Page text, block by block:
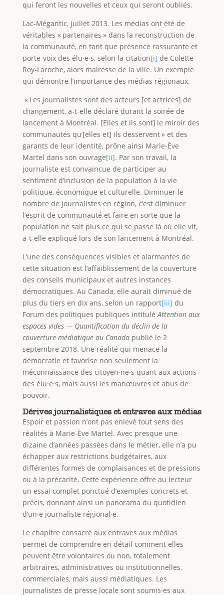
qui feront les nouvelles et ceux qui seront oubliés.
Lac-Mégantic, juillet 2013. Les médias ont été de
véritables « partenaires » dans la reconstruction de
la communauté, en tant que présence rassurante et
porte-voix des élu·e·s, selon la citation[i] de Colette
Roy-Laroche, alors mairesse de la ville. Un exemple
qui démontre l’importance des médias régionaux.
« Les journalistes sont des acteurs [et actrices] de
changement, a-t-elle déclaré durant la soirée de
lancement à Montréal. [Elles et ils sont] le miroir des
communautés qu’[elles et] ils desservent » et des
garants de leur identité, prône ainsi Marie-Ève
Martel dans son ouvrage[ii]. Par son travail, la
journaliste est convaincue de participer au
sentiment d’inclusion de la population à la vie
politique, économique et culturelle. Diminuer le
nombre de journalistes en région, c’est diminuer
l’esprit de communauté et faire en sorte que la
population ne sait plus ce qui se passe là où elle vit,
a-t-elle expliqué lors de son lancement à Montréal.
L’une des conséquences visibles et alarmantes de
cette situation est l’affaiblissement de la couverture
des conseils municipaux et autres instances
démocratiques. Au Canada, elle aurait diminué de
plus du tiers en dix ans, selon un rapport[iii] du
Forum des politiques publiques intituléAttention aux
espaces vides — Quantification du déclin de la
couverture médiatique au Canadapublié le 2
septembre 2018. Une réalité qui menace la
démocratie et favorise non seulement la
méconnaissance des citoyen·ne·s quant aux actions
des élu·e·s, mais aussi les manœuvres et abus de
pouvoir.
Dérives journalistiques et entraves aux médias
Espoir et passion n’ont pas enlevé tout sens des
réalités à Marie-Ève Martel. Avec presque une
dizaine d’années passées dans le métier, elle n’a pu
échapper aux restrictions budgétaires, aux
différentes formes de complaisances et de pressions
ou à la précarité. Cette expérience offre au lecteur
un essai complet ponctué d’exemples concrets et
précis, donnant ainsi un panorama du quotidien
d’un·e journaliste régional·e.
Le chapitre consacré aux entraves aux médias
permet de comprendre en détail comment elles
peuvent être volontaires ou non, totalement
arbitraires, administratives ou institutionnelles,
commerciales, mais aussi médiatiques. Les
journalistes de presse locale sont soumis·es aux